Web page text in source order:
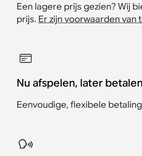
Een lagere prijs gezien? Wij
prijs. Er zijn voorwaarden van
Nu afspelen, later betalen
Eenvoudige, flexibele